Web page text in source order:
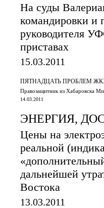
На суды
командировки и
руководителя
приставах
15.03.2011
ПЯТНАДЦАТЬ ПРОБЛЕМ
Правозащитник из Хабаровска
14.03.2011
ЭНЕРГИЯ,
Цены на
реальной
дальнейшей
Востока
13.03.2011